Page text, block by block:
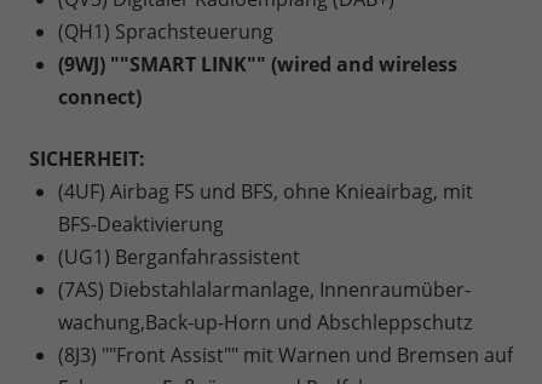
(QH1) Sprachsteuerung
(9WJ) ""SMART LINK"" (wired and wireless
connect)
SICHERHEIT:
(4UF) Airbag FS und BFS, ohne Knieairbag, mit
BFS-Deaktivierung
(UG1) Berganfahrassistent
(7AS) Diebstahlalarmanlage, Innenraumüber-
wachung,Back-up-Horn und Abschleppschutz
(8J3) ""Front Assist"" mit Warnen und Bremsen auf